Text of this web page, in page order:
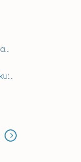
,,Biznis Park Rampová – II. etapa, Rampová ul.,...
Košice menia sociálnu politiku: chránia mestské byty...